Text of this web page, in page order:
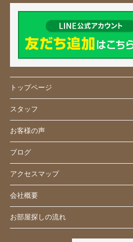
トップページ
スタッフ
お客様の声
ブログ
アクセスマップ
会社概要
お部屋探しの流れ